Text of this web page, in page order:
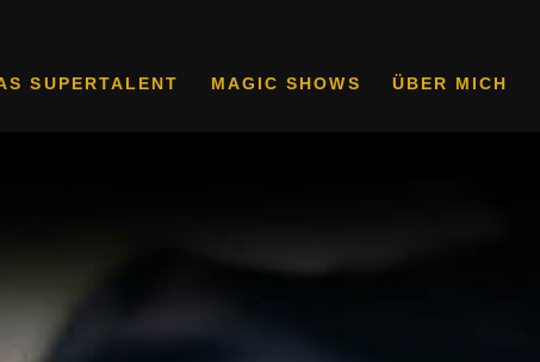
SUPERTALENT MAGIC SHOWS ÜBER MICH